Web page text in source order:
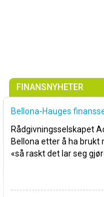
FINANSNYHETER
Bellona-Hauges
Rådgivningsselskapet
Bellona etter å ha
«så raskt det lar seg